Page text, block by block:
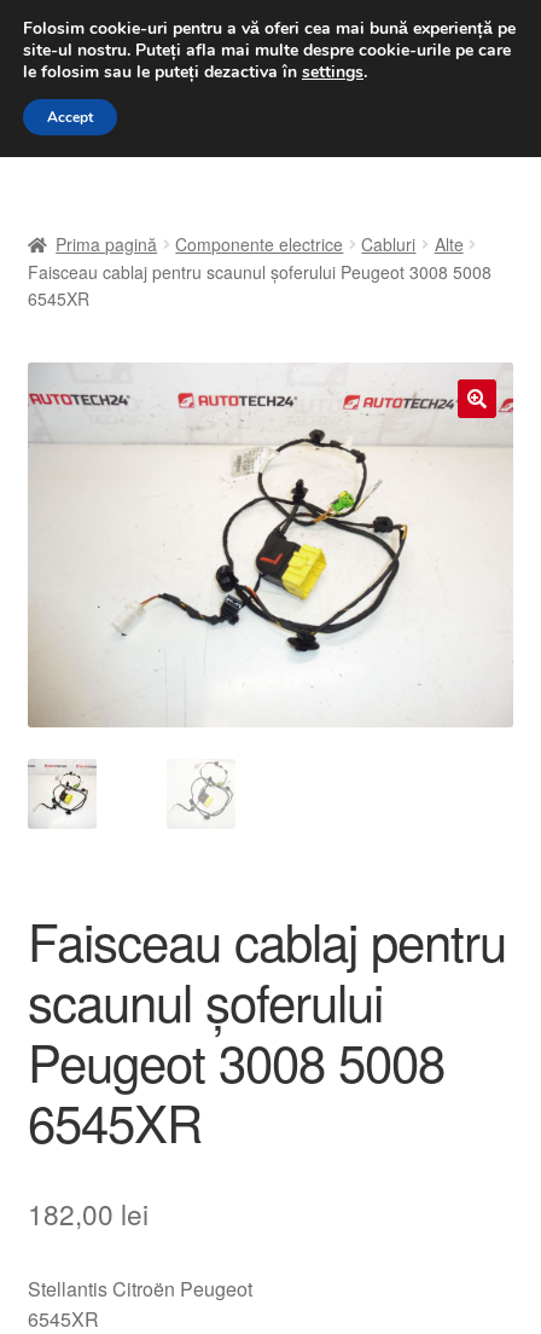
LIVRARE de la 33 lei
luni-vineri 9 a.m. - 4 p.m.031 229 6816
Sari
Sari
A lua legatura
Coș
Despre noi
Livrare în toată lumea
Plățile
Termeni si conditii
Prima pagină Componente electrice Cabluri
Alte
Faisceau cablaj pentru scaunul șoferului Peugeot 3008 5008
6545XR
Faisceau cablaj pentru
scaunul șoferului
Peugeot 3008 5008
6545XR
182,00 lei
Stellantis Citroën Peugeot
6545XR
Folosim cookie-uri pentru a vă oferi cea mai bună experiență pe
site-ul nostru. Puteți afla mai multe despre cookie-urile pe care
le folosim sau le puteți dezactiva în settings.
Accept